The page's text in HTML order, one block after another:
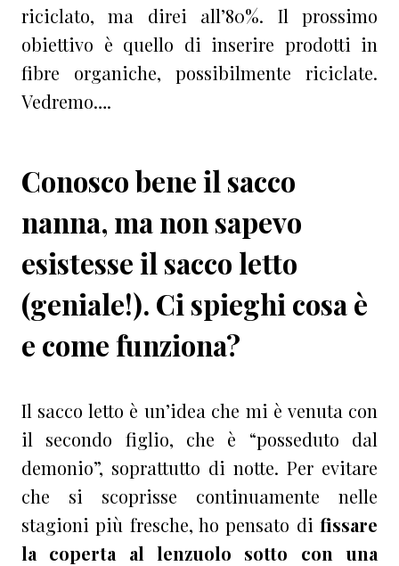
riciclato, ma direi all’80%. Il prossimo
obiettivo è quello di inserire prodotti in
fibre organiche, possibilmente riciclate.
Vedremo….
Conosco bene il sacco
nanna, ma non sapevo
esistesse il sacco letto
(geniale!). Ci spieghi cosa è
e come funziona?
Il sacco letto è un’idea che mi è venuta con
il secondo figlio, che è “posseduto dal
demonio”, soprattutto di notte. Per evitare
che si scoprisse continuamente nelle
stagioni più fresche, ho pensato di fissare
la coperta al lenzuolo sotto con una